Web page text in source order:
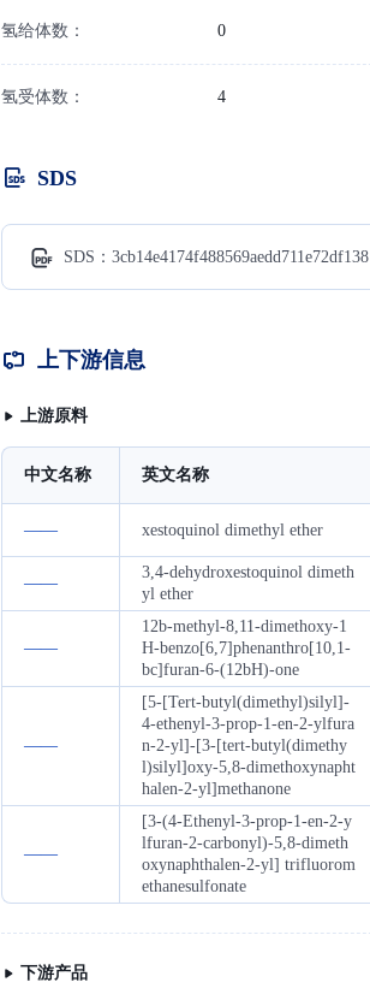
氢给体数： 0
氢受体数： 4
SDS
SDS：3cb14e4174f488569aedd711e72df138
上下游信息
上游原料
中文名称 英文名称
—— xestoquinol dimethyl ether
——
3,4-dehydroxestoquinol dimeth
yl ether
——
12b-methyl-8,11-dimethoxy-1
H-benzo[6,7]phenanthro[10,1-
bc]furan-6-(12bH)-one
——
[5-[Tert-butyl(dimethyl)silyl]-
4-ethenyl-3-prop-1-en-2-ylfura
n-2-yl]-[3-[tert-butyl(dimethy
l)silyl]oxy-5,8-dimethoxynapht
halen-2-yl]methanone
——
[3-(4-Ethenyl-3-prop-1-en-2-y
lfuran-2-carbonyl)-5,8-dimeth
oxynaphthalen-2-yl] trifluorom
ethanesulfonate
下游产品